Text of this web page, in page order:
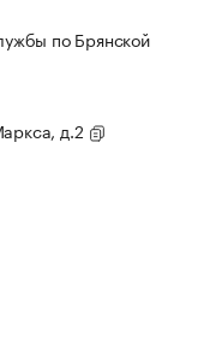
по Брянской
д.2